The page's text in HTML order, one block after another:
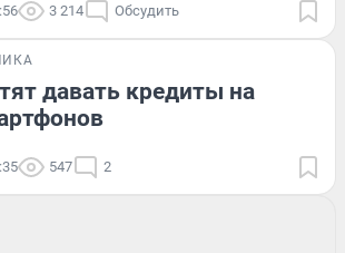
3 214 Обсудить
давать кредиты на
547 2